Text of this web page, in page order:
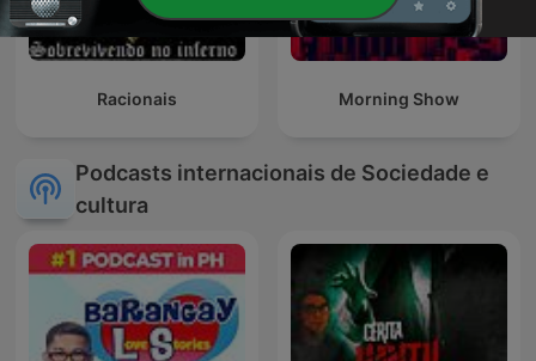
Racionais Morning Show
Podcasts internacionais de Sociedade e
cultura